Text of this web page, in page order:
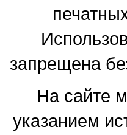
запрещена
На сайте
указанием